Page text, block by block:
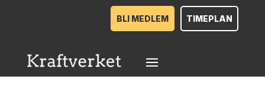
TIMEPLAN
BLI MEDLEM